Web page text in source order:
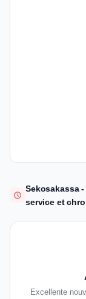
Sekosakassa
service et
Excellente